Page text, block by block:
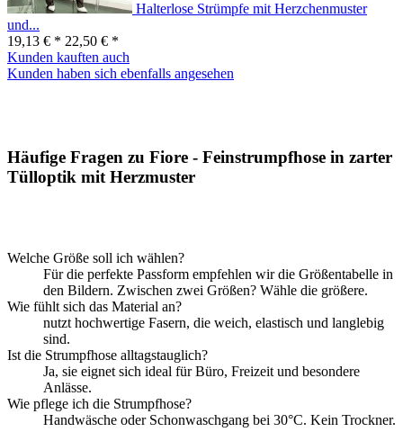
Halterlose Strümpfe mit Herzchenmuster
und...
19,13 € * 22,50 € *
Kunden kauften auch
Kunden haben sich ebenfalls angesehen
Häufige Fragen zu Fiore - Feinstrumpfhose in zarter
Tülloptik mit Herzmuster
Welche Größe soll ich wählen?
Für die perfekte Passform empfehlen wir die Größentabelle in
den Bildern. Zwischen zwei Größen? Wähle die größere.
Wie fühlt sich das Material an?
nutzt hochwertige Fasern, die weich, elastisch und langlebig
sind.
Ist die Strumpfhose alltagstauglich?
Ja, sie eignet sich ideal für Büro, Freizeit und besondere
Anlässe.
Wie pflege ich die Strumpfhose?
Handwäsche oder Schonwaschgang bei 30°C. Kein Trockner.